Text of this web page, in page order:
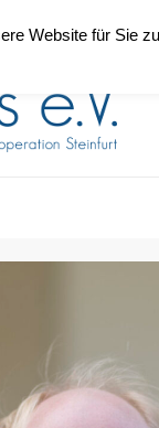
Website für Sie